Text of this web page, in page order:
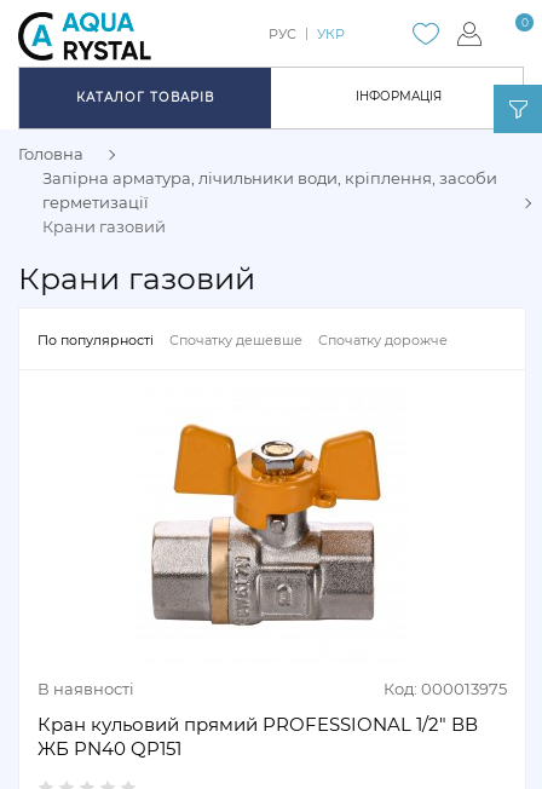
ІНФОРМАЦІЯ
0
РУС УКР
КАТАЛОГ ТОВАРІВ
Головна
Запірна арматура, лічильники води, кріплення, засоби
герметизації
Крани газовий
Крани газовий
По популярності Спочатку дешевше Спочатку дорожче
В наявності Код: 000013975
Кран кульовий прямий PROFESSIONAL 1/2" ВВ
ЖБ PN40 QP151